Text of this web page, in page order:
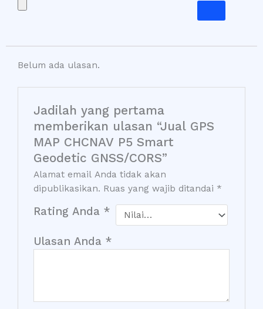
Belum ada ulasan.
Jadilah yang pertama
memberikan ulasan “Jual GPS
MAP CHCNAV P5 Smart
Geodetic GNSS/CORS”
Alamat email Anda tidak akan
dipublikasikan. Ruas yang wajib ditandai *
Rating Anda *
Ulasan Anda *